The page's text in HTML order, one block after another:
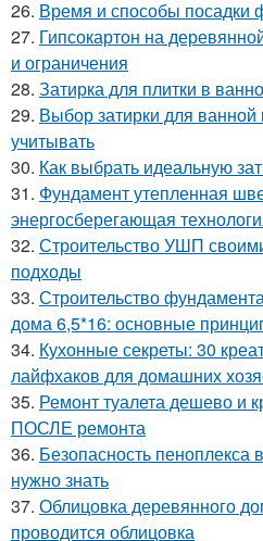
26. Время и способы посадки
27. Гипсокартон на
и ограничения
28. Затирка для плитки в
29. Выбор затирки для ванной
учитывать
30. Как выбрать идеальную
31. Фундамент утепленная
энергосберегающая
32. Строительство УШП
подходы
33. Строительство
дома 6,5*16: основные
34. Кухонные секреты: 30
лайфхаков для домашних
35. Ремонт туалета дешево и
ПОСЛЕ ремонта
36. Безопасность пеноплекса
нужно знать
37. Облицовка деревянного
проводится облицовка